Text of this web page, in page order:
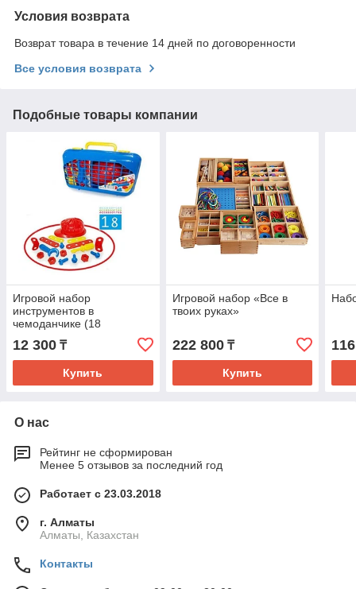
Условия возврата
Возврат товара в течение 14 дней по договоренности
Все условия возврата
Подобные товары компании
Игровой набор
инструментов в
чемоданчике (18
предметов)
12 300 ₸
Купить
Игровой набор «Все в
твоих руках»
222 800₸
Купить
О нас
Рейтинг не сформирован
Менее 5 отзывов за последний год
Работает с 23.03.2018
г. Алматы
Алматы, Казахстан
Контакты